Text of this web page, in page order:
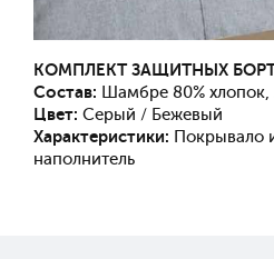
КОМПЛЕКТ ЗАЩИТНЫХ
Состав: Шамбре 80% хлопок,
Цвет: Серый / Бежевый
Характеристики: Покрывало
наполнитель